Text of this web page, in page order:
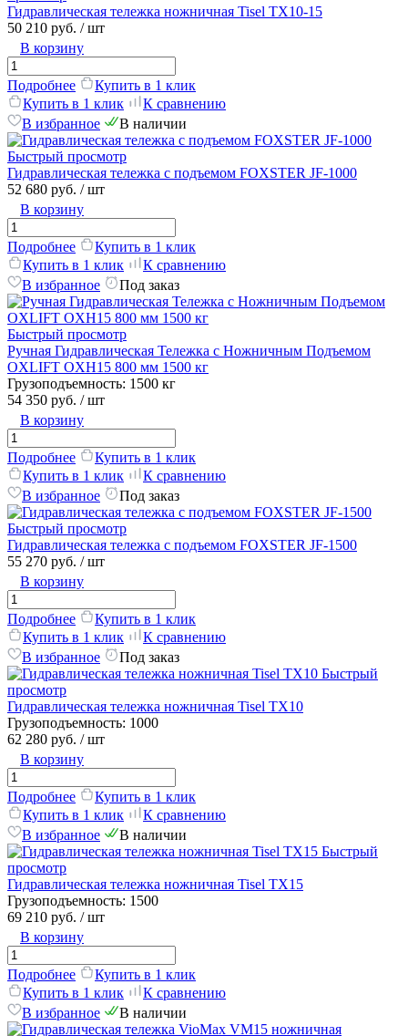
Гидравлическая тележка ножничная Tisel TX10-15
50 210 руб. / шт
В корзину
Подробнее
Купить в 1 клик
Купить в 1 клик
К сравнению
В избранное
В наличии
Быстрый просмотр
Гидравлическая тележка с подъемом FOXSTER JF-1000
52 680 руб. / шт
В корзину
Подробнее
Купить в 1 клик
Купить в 1 клик
К сравнению
В избранное
Под заказ
Быстрый просмотр
Ручная Гидравлическая Тележка с Ножничным Подъемом
OXLIFT OXH15 800 мм 1500 кг
Грузоподъемность: 1500 кг
54 350 руб. / шт
В корзину
Подробнее
Купить в 1 клик
Купить в 1 клик
К сравнению
В избранное
Под заказ
Быстрый просмотр
Гидравлическая тележка с подъемом FOXSTER JF-1500
55 270 руб. / шт
В корзину
Подробнее
Купить в 1 клик
Купить в 1 клик
К сравнению
В избранное
Под заказ
Быстрый
просмотр
Гидравлическая тележка ножничная Tisel TX10
Грузоподъемность: 1000
62 280 руб. / шт
В корзину
Подробнее
Купить в 1 клик
Купить в 1 клик
К сравнению
В избранное
В наличии
Быстрый
просмотр
Гидравлическая тележка ножничная Tisel TX15
Грузоподъемность: 1500
69 210 руб. / шт
В корзину
Подробнее
Купить в 1 клик
Купить в 1 клик
К сравнению
В избранное
В наличии